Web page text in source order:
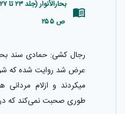
ص ۲۵۵
رجال كشى: حمادى سند
عرض شد روايت شده كه شراب
ميكردند و ازلام
طورى صحبت نمى‌كند كه